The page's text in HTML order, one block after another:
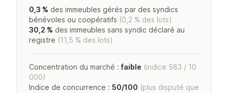
0,3 % des immeubles gérés par des syndics
bénévoles ou coopératifs (0,2 % des lots)
30,2 % des immeubles sans syndic déclaré au
registre (11,5 % des lots)
Concentration du marché :faible (indice 583 / 10
000)
Indice de concurrence : 50/100 (plus disputé que